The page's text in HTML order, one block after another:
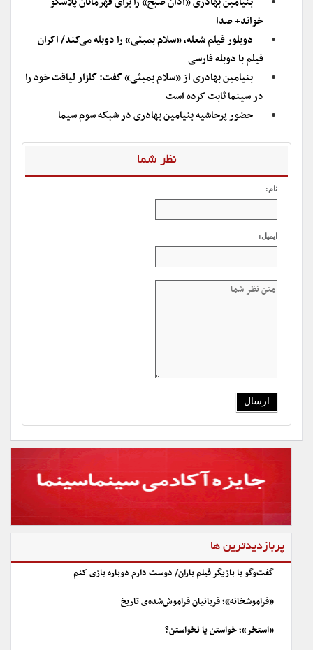
خواند+ صدا
دوبلور فیلم شعله، «سلام بمبئی» را دوبله می‌کند/ اکران
فیلم با دوبله فارسی
بنیامین بهادری از «سلام بمبئی» گفت: گلزار لیاقت خود را
در سینما ثابت کرده است
حضور پرحاشیه بنیامین بهادری در شبکه سوم سیما
نظر شما
نام:
ایمیل:
پربازدیدترین ها
گفت‌وگو با بازیگر فیلم باران/ دوست دارم دوباره بازی کنم
«فراموشخانه»؛ قربانیان فراموش‌شده‌ی تاریخ
«استخر»؛ خواستن یا نخواستن؟